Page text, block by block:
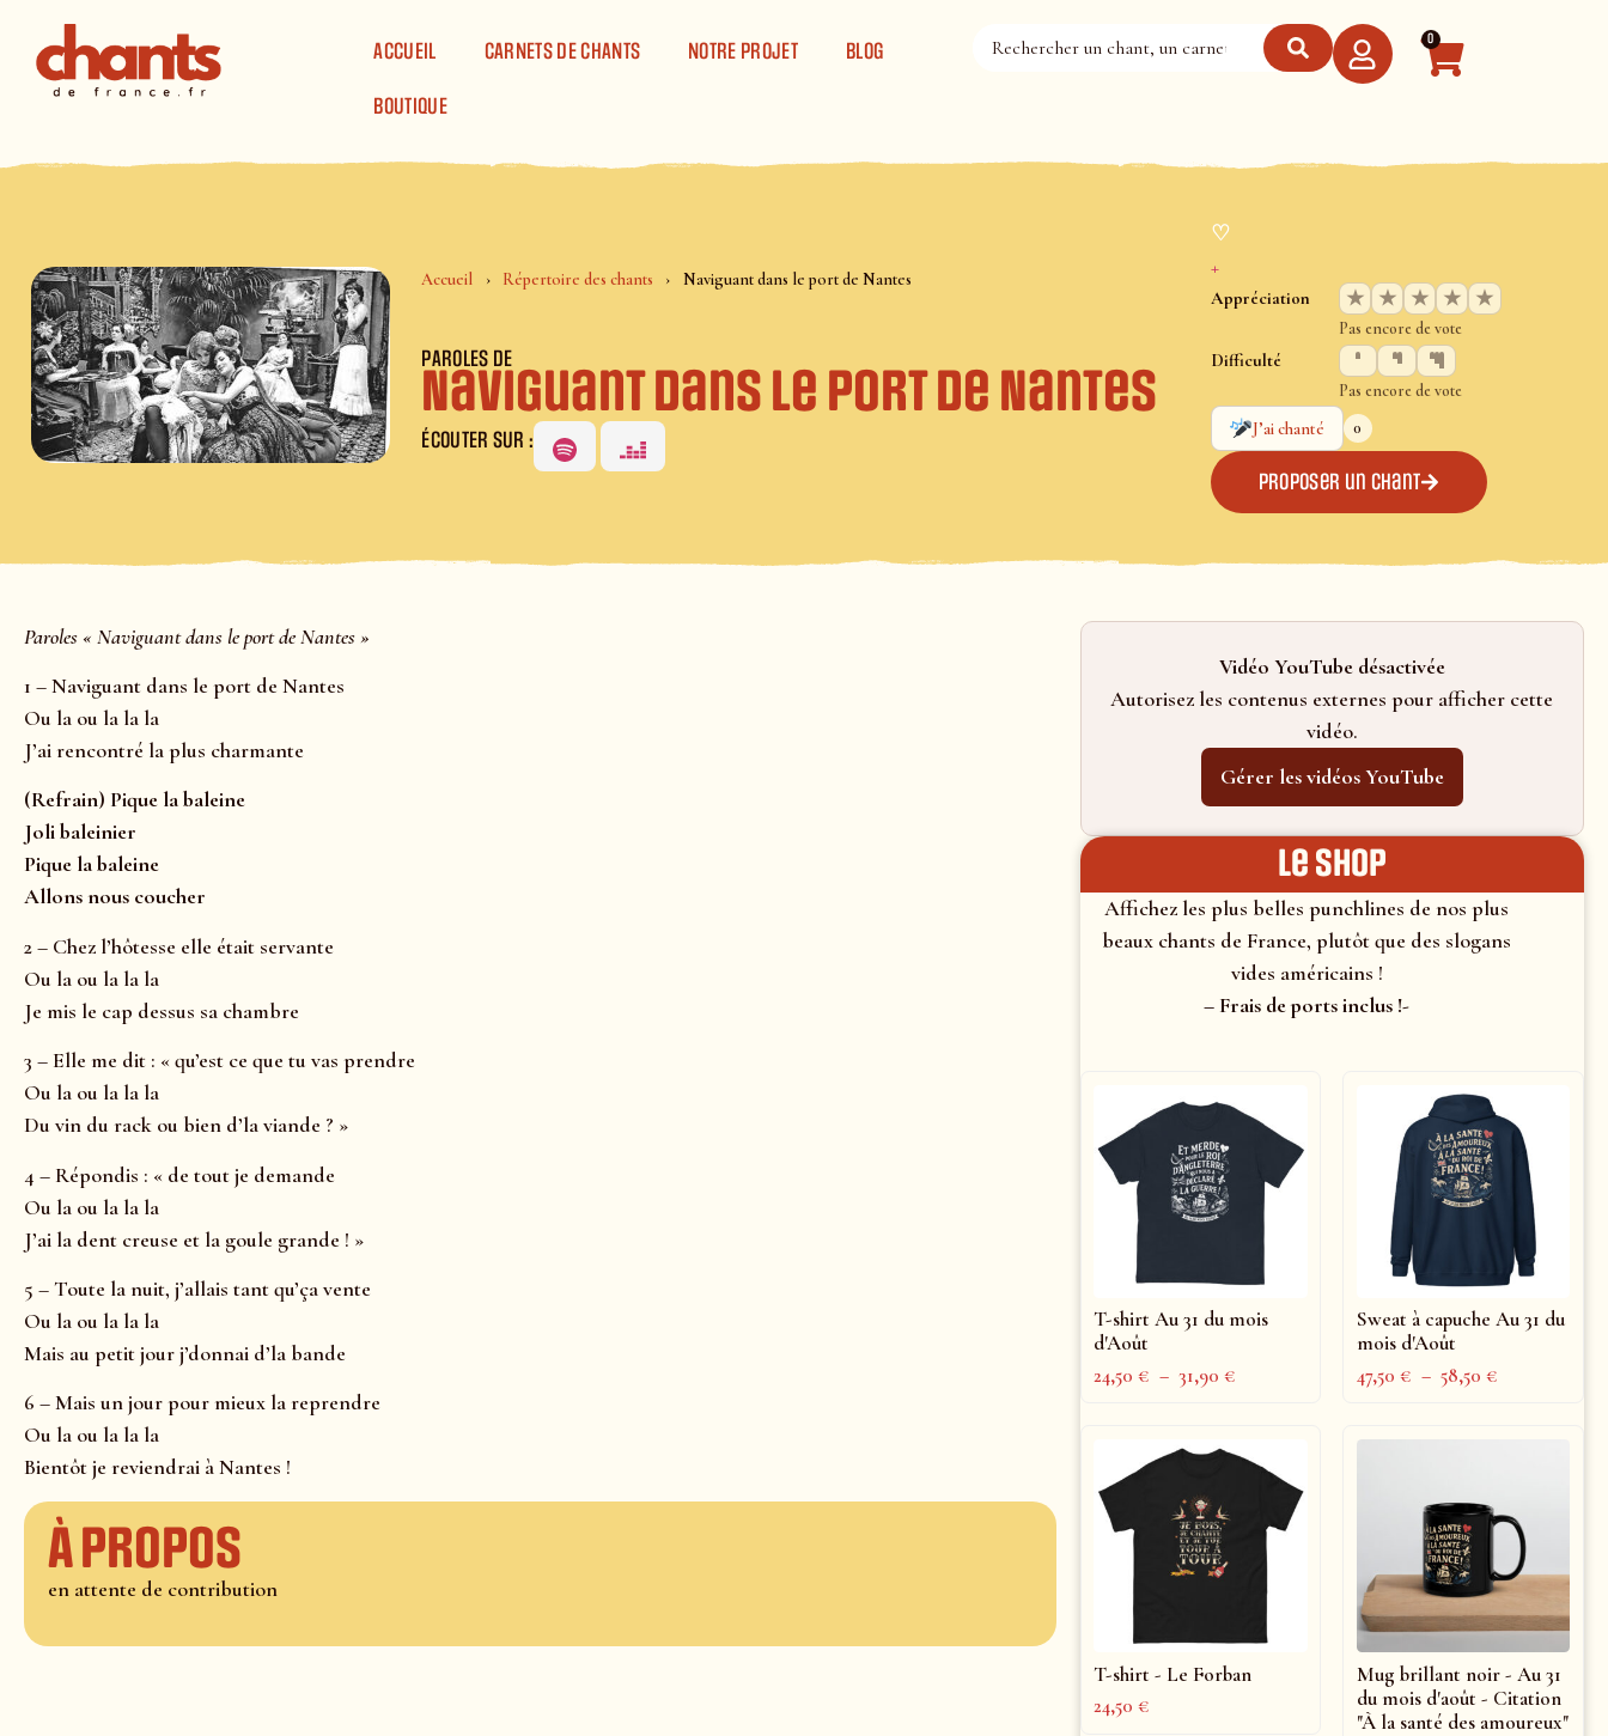
ACCUEIL
CARNETS DE CHANTS NOTRE PROJET BLOG
BOUTIQUE
0
Accueil Répertoire des chants Naviguant dans le port de Nantes
PAROLES DE
Naviguant dans le port de Nantes
ÉCOUTER SUR :
♡
+
Appréciation ★ ★ ★ ★ ★
Pas encore de vote
Difficulté
Pas encore de vote
J’ai chanté
0
Proposer un chant
Paroles « Naviguant dans le port de Nantes »
1 – Naviguant dans le port de Nantes
Ou la ou la la la
J’ai rencontré la plus charmante
(Refrain) Pique la baleine
Joli baleinier
Pique la baleine
Allons nous coucher
2 – Chez l’hôtesse elle était servante
Ou la ou la la la
Je mis le cap dessus sa chambre
3 – Elle me dit : « qu’est ce que tu vas prendre
Ou la ou la la la
Du vin du rack ou bien d’la viande ? »
4 – Répondis : « de tout je demande
Ou la ou la la la
J’ai la dent creuse et la goule grande ! »
5 – Toute la nuit, j’allais tant qu’ça vente
Ou la ou la la la
Mais au petit jour j’donnai d’la bande
6 – Mais un jour pour mieux la reprendre
Ou la ou la la la
Bientôt je reviendrai à Nantes !
À propos
en attente de contribution
Vidéo YouTube désactivée
Autorisez les contenus externes pour afficher cette
vidéo.
Gérer les vidéos YouTube
le shop
Affichez les plus belles punchlines de nos plus
beaux chants de France, plutôt que des slogans
vides américains !
– Frais de ports inclus !-
T-shirt Au 31 du mois
d'Août
24,50€ – 31,90€
Sweat à capuche Au 31 du
mois d'Août
47,50€ – 58,50€
T-shirt - Le Forban
24,50€
Mug brillant noir - Au 31
du mois d'août - Citation
"À la santé des amoureux"